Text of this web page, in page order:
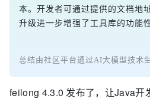
本。开发者可通过提供的文档地
升级进一步增强了工具库的功能
总结由社区平台通过AI大模型技术
feilong 4.3.0 发布了，让Java开